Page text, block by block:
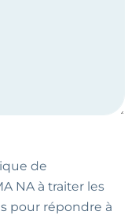
de
NA à traiter les
pour répondre à